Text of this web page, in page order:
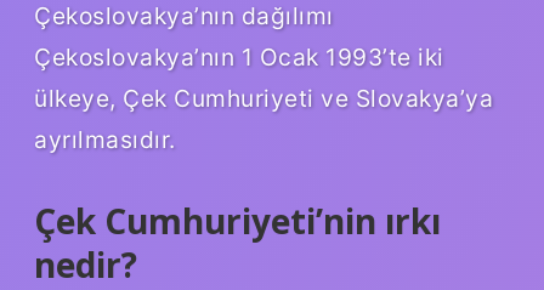
Çekoslovakya’nın dağılımı
Çekoslovakya’nın 1 Ocak 1993’te iki
ülkeye, Çek Cumhuriyeti ve Slovakya’ya
ayrılmasıdır.
Çek Cumhuriyeti’nin ırkı
nedir?